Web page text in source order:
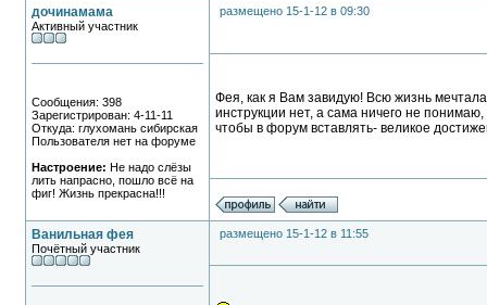
дочинамама
Активный участник
Сообщения: 398
Зарегистрирован: 4-11-11
Откуда: глухомань сибирская
Пользователя нет на форуме
Настроение: Не надо слёзы
лить напрасно, пошло всё на
фиг! Жизнь прекрасна!!!
размещено 15-1-12 в 09:30
Фея, как я Вам завидую! Всю жизнь
инструкции нет, а сама ничего не
чтобы в форум вставлять- великое
Ванильная фея
Почётный участник
размещено 15-1-12 в 11:55